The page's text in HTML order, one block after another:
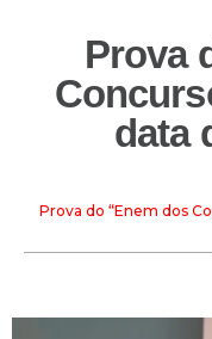
Prova
data
Prova do “Enem dos